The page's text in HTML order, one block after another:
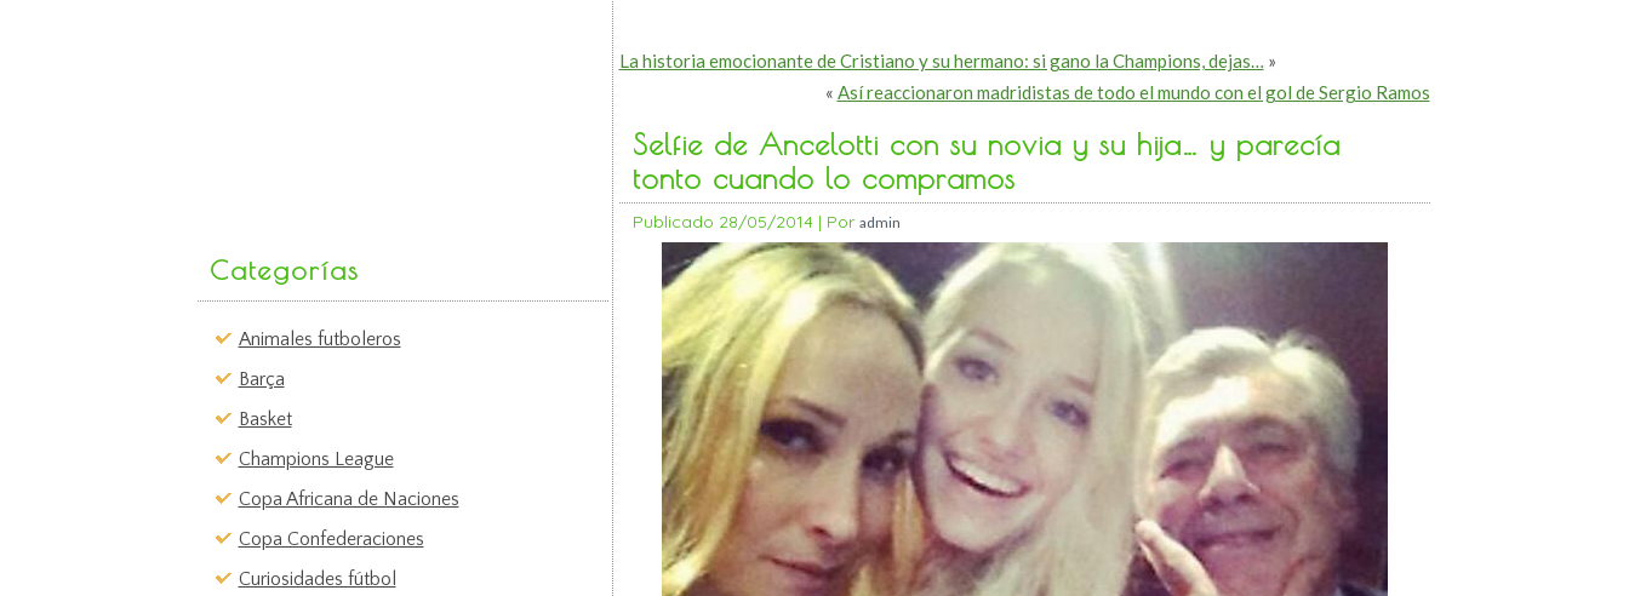
Categorías
Animales futboleros
Barça
Basket
Champions League
Copa Africana de Naciones
Copa Confederaciones
Curiosidades fútbol
La historia emocionante de Cristiano y su hermano: si gano la Champions, dejas… »
« Así reaccionaron madridistas de todo el mundo con el gol de Sergio Ramos
Selfie de Ancelotti con su novia y su hija… y parecía
tonto cuando lo compramos
Publicado 28/05/2014| Por admin